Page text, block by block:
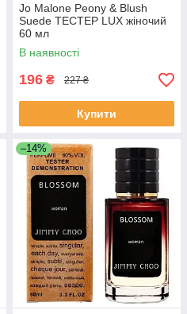
Jo Malone Peony & Blush
Suede ТЕСТЕР LUX жіночий
60 мл
В наявності
196 ₴ 227 ₴
Купити
–14%